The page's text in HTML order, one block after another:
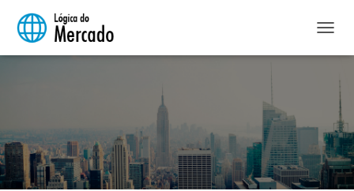
L
A
R
N
A